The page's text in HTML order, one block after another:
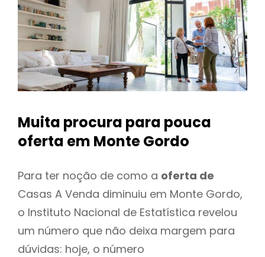
Muita procura para pouca
oferta em Monte Gordo
Para ter noção de como a oferta de
Casas A Venda diminuiu em Monte Gordo,
o Instituto Nacional de Estatística revelou
um número que não deixa margem para
dúvidas: hoje, o número